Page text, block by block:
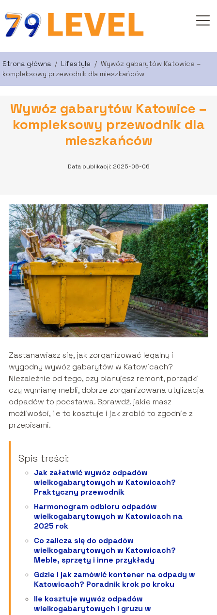
Strona główna / Lifestyle / Wywóz gabarytów Katowice –
kompleksowy przewodnik dla mieszkańców
Wywóz gabarytów Katowice –
kompleksowy przewodnik dla
mieszkańców
Data publikacji: 2025-06-06
Zastanawiasz się, jak zorganizować legalny i
wygodny wywóz gabarytów w Katowicach?
Niezależnie od tego, czy planujesz remont, porządki
czy wymianę mebli, dobrze zorganizowana utylizacja
odpadów to podstawa. Sprawdź, jakie masz
możliwości, ile to kosztuje i jak zrobić to zgodnie z
przepisami.
Spis treści:
Jak załatwić wywóz odpadów
wielkogabarytowych w Katowicach?
Praktyczny przewodnik
Harmonogram odbioru odpadów
wielkogabarytowych w Katowicach na
2025 rok
Co zalicza się do odpadów
wielkogabarytowych w Katowicach?
Meble, sprzęty i inne przykłady
Gdzie i jak zamówić kontener na odpady w
Katowicach? Poradnik krok po kroku
Ile kosztuje wywóz odpadów
wielkogabarytowych i gruzu w